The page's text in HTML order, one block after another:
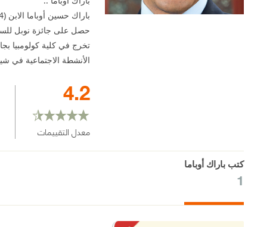
باراك حسين أوباما الابن (4 أغسطس 1961 -) هو الرئيس الرابع والأربعون للولايات المتحدة الأمريكية منذ 20 يناير 2009، وأول رئيس من أصول أفريقية يصل للبيت الأبيض.
حصل على جائزة نوبل للسلام لعام 2009 نظير جهوده في تقوية الدبلوماسية الدولية والتعاون بين
تخرج في كلية كولومبيا
الأنشطة الاجتماعية في
4.2
معدل التقييمات
كتب باراك أوباما
1